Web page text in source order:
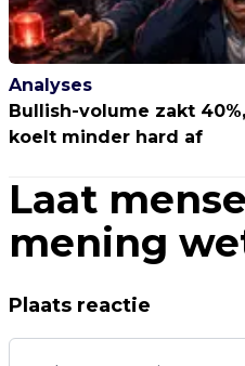
Analyses
Bullish-volume zakt
koelt minder hard af
Laat
mening
Plaats reactie